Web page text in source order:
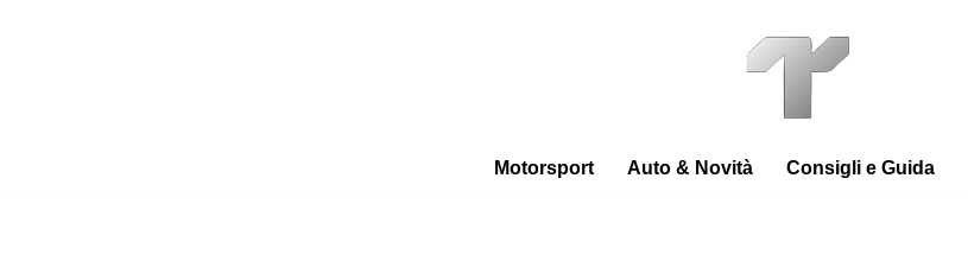
Motorsport
Auto & Novità Consigli e Guida